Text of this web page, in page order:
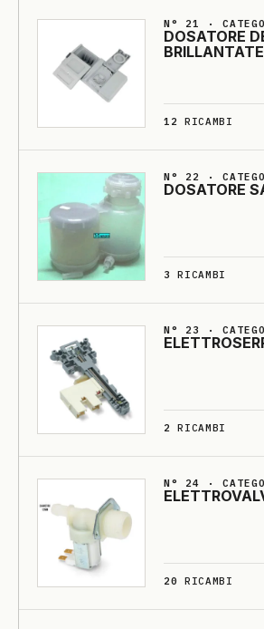
N° 21 ·
DO­SA­TO­RE
BRILLANTA­TE
12 RICAMBI
N° 22 ·
DO­SA­TO­RE
3 RICAMBI
N° 23 ·
2 RICAMBI
N° 24 ·
20 RICAMBI